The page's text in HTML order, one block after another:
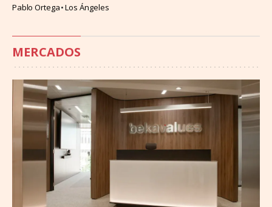
Pablo Ortega Los Ángeles
MERCADOS